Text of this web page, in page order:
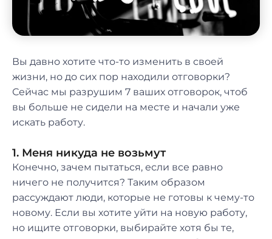
Вы давно хотите что-то изменить в своей
жизни, но до сих пор находили отговорки?
Сейчас мы разрушим 7 ваших отговорок, чтоб
вы больше не сидели на месте и начали уже
искать работу.
1. Меня никуда не возьмут
Конечно, зачем пытаться, если все равно
ничего не получится? Таким образом
рассуждают люди, которые не готовы к чему-то
новому. Если вы хотите уйти на новую работу,
но ищите отговорки, выбирайте хотя бы те,